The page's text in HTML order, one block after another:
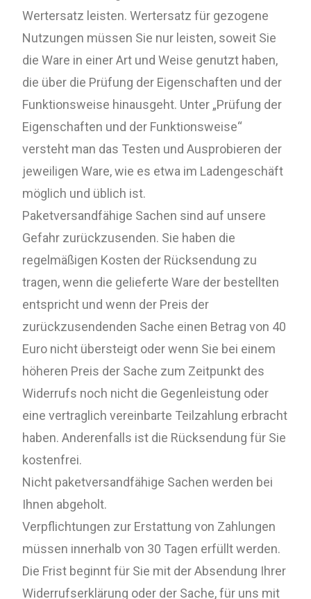
Wertersatz leisten. Wertersatz für gezogene
Nutzungen müssen Sie nur leisten, soweit Sie
die Ware in einer Art und Weise genutzt haben,
die über die Prüfung der Eigenschaften und der
Funktionsweise hinausgeht. Unter „Prüfung der
Eigenschaften und der Funktionsweise“
versteht man das Testen und Ausprobieren der
jeweiligen Ware, wie es etwa im Ladengeschäft
möglich und üblich ist.
Paketversandfähige Sachen sind auf unsere
Gefahr zurückzusenden. Sie haben die
regelmäßigen Kosten der Rücksendung zu
tragen, wenn die gelieferte Ware der bestellten
entspricht und wenn der Preis der
zurückzusendenden Sache einen Betrag von 40
Euro nicht übersteigt oder wenn Sie bei einem
höheren Preis der Sache zum Zeitpunkt des
Widerrufs noch nicht die Gegenleistung oder
eine vertraglich vereinbarte Teilzahlung erbracht
haben. Anderenfalls ist die Rücksendung für Sie
kostenfrei.
Nicht paketversandfähige Sachen werden bei
Ihnen abgeholt.
Verpflichtungen zur Erstattung von Zahlungen
müssen innerhalb von 30 Tagen erfüllt werden.
Die Frist beginnt für Sie mit der Absendung Ihrer
Widerrufserklärung oder der Sache, für uns mit